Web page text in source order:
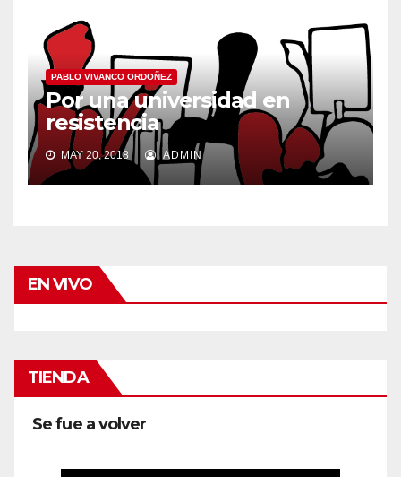
PABLO VIVANCO ORDOÑEZ
Por una universidad en
resistencia
MAY 20, 2018 ADMIN
EN VIVO
TIENDA
Se fue a volver